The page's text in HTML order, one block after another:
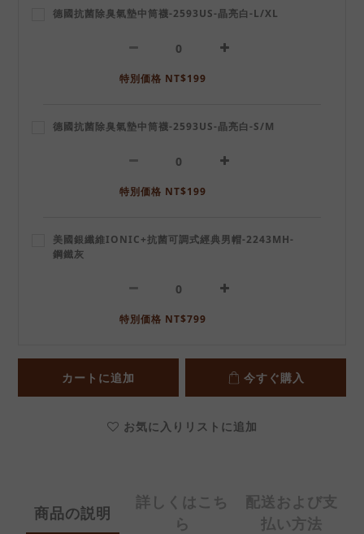
德國抗菌除臭氣墊中筒襪-2593US-晶亮白-L/XL
特別価格 NT$199
德國抗菌除臭氣墊中筒襪-2593US-晶亮白-S/M
特別価格 NT$199
美國銀纖維IONIC+抗菌可調式經典男帽-2243MH-
鋼鐵灰
特別価格 NT$799
カートに追加 今すぐ購入
お気に入りリストに追加
商品の説明
詳しくはこち
ら
配送および支
払い方法